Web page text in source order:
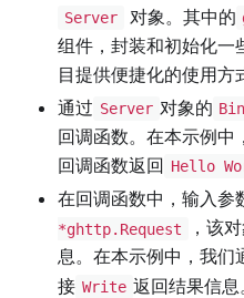
Server 对象。其中的
组件，封装和初始化一
目提供便捷化的使用方
通过 Server 对象的
回调函数。在本示例中
回调函数返回 Hello
在回调函数中，输入参
*ghttp.Request
，该
息。在本示例中，我们
接 Write 返回结果信息